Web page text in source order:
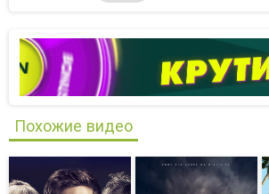
Похожие видео